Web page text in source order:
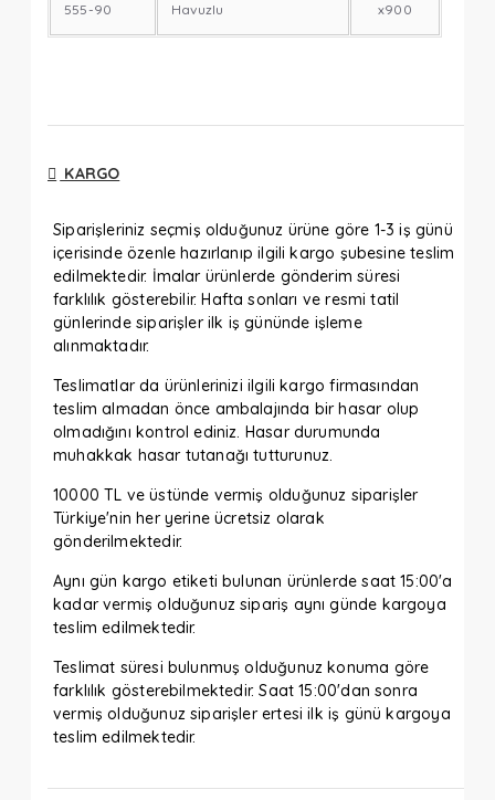
555-90
Havuzlu
x900
KARGO
Siparişleriniz seçmiş olduğunuz ürüne göre 1-3 iş günü
içerisinde özenle hazırlanıp ilgili kargo şubesine teslim
edilmektedir. İmalar ürünlerde gönderim süresi
farklılık gösterebilir. Hafta sonları ve resmi tatil
günlerinde siparişler ilk iş gününde işleme
alınmaktadır.
Teslimatlar da ürünlerinizi ilgili kargo firmasından
teslim almadan önce ambalajında bir hasar olup
olmadığını kontrol ediniz. Hasar durumunda
muhakkak hasar tutanağı tutturunuz.
10000 TL ve üstünde vermiş olduğunuz siparişler
Türkiye'nin her yerine ücretsiz olarak
gönderilmektedir.
Aynı gün kargo etiketi bulunan ürünlerde saat 15:00'a
kadar vermiş olduğunuz sipariş aynı günde kargoya
teslim edilmektedir.
Teslimat süresi bulunmuş olduğunuz konuma göre
farklılık gösterebilmektedir. Saat 15:00'dan sonra
vermiş olduğunuz siparişler ertesi ilk iş günü kargoya
teslim edilmektedir.